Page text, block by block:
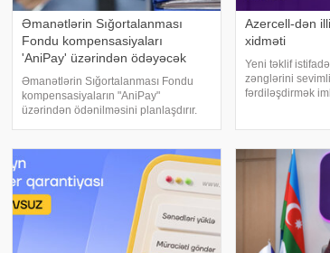
Əmanətlərin Sığortalanması
Fondu kompensasiyaları
'AniPay' üzərindən ödəyəcək
Əmanətlərin Sığortalanması Fondu
kompensasiyaların "AniPay"
üzərindən ödənilməsini planlaşdırır.
departamentinin direktoru Azər Əmirov
Milli Mətbua
Azercell-dən
xidməti
Yeni təklif
zənglərini
fərdiləşdirmək